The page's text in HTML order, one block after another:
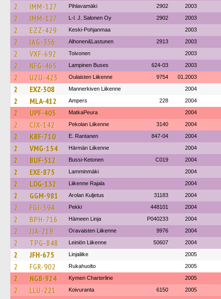
2 IMM-127 Pihlavamäki 2902 2003
2 IMM-127 L-l. J. Salonen Oy 2902 2003
2 EZZ-429 Keski-Pohjanmaa 2003
2 IAG-356 Alhonen&Lastunen 2913 2003
2 VXF-692 Toivonen 2003
2 NFG-465 Lampinen Buses 624-03 2003
2 UZU-423 Oulaisten Liikenne 9754 01.2003
2 EXZ-308 Mannerkiven Liikenne 2004
2 MLA-412 Ampers 228 2004
2 UPF-405 MatkaPeura 2004
2 CJX-142 Pekolan Liikenne 3140 2004
2 KBF-710 E. Rantanen 847-04 2004
2 VMG-154 Härmän Liikenne 2004
2 BUF-512 Bussi-Ketonen C019 2004
2 EXE-875 Lamminmäki 2004
2 LOG-132 Liikenne Rajala 2004
2 GGM-981 Arolan Kuljetus 31183 2004
2 FGJ-594 Pekki 448101 2004
2 BPH-716 Hämeen Linja P040233 2004
2 JJA-219 Oravaisten Liikenne 9976 2004
2 TPG-848 Leiniön Liikenne 50607 2004
2 JFH-675 Linjaliike 2005
2 FGR-902 Rukahuolto 2005
2 NGB-924 Kymen Charterline 2005
2 LLU-221 Koivuranta 6150 2005